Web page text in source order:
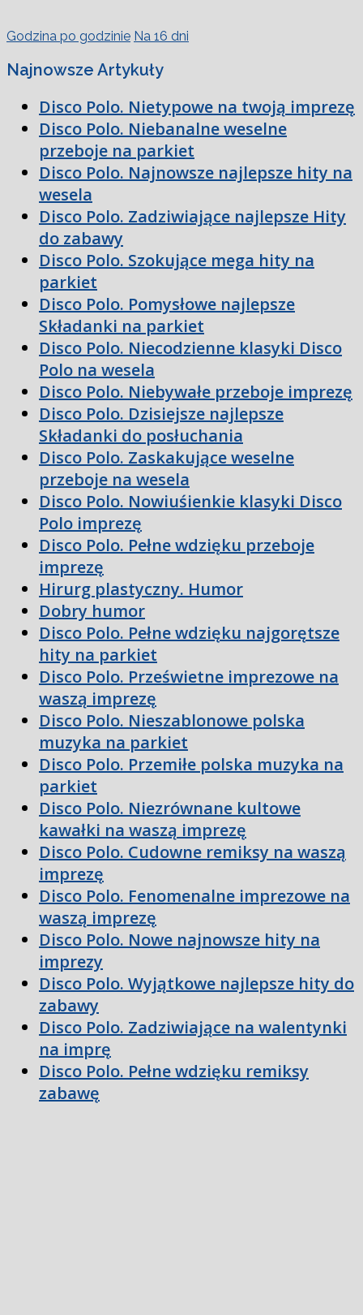
Godzina po godzinie Na 16 dni
Najnowsze Artykuły
Disco Polo. Nietypowe na twoją imprezę
Disco Polo. Niebanalne weselne
przeboje na parkiet
Disco Polo. Najnowsze najlepsze hity na
wesela
Disco Polo. Zadziwiające najlepsze Hity
do zabawy
Disco Polo. Szokujące mega hity na
parkiet
Disco Polo. Pomysłowe najlepsze
Składanki na parkiet
Disco Polo. Niecodzienne klasyki Disco
Polo na wesela
Disco Polo. Niebywałe przeboje imprezę
Disco Polo. Dzisiejsze najlepsze
Składanki do posłuchania
Disco Polo. Zaskakujące weselne
przeboje na wesela
Disco Polo. Nowiuśienkie klasyki Disco
Polo imprezę
Disco Polo. Pełne wdzięku przeboje
imprezę
Hirurg plastyczny. Humor
Dobry humor
Disco Polo. Pełne wdzięku najgorętsze
hity na parkiet
Disco Polo. Prześwietne imprezowe na
waszą imprezę
Disco Polo. Nieszablonowe polska
muzyka na parkiet
Disco Polo. Przemiłe polska muzyka na
parkiet
Disco Polo. Niezrównane kultowe
kawałki na waszą imprezę
Disco Polo. Cudowne remiksy na waszą
imprezę
Disco Polo. Fenomenalne imprezowe na
waszą imprezę
Disco Polo. Nowe najnowsze hity na
imprezy
Disco Polo. Wyjątkowe najlepsze hity do
zabawy
Disco Polo. Zadziwiające na walentynki
na imprę
Disco Polo. Pełne wdzięku remiksy
zabawę